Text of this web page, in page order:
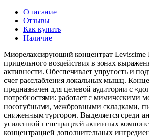
Описание
Отзывы
Как купить
Наличие
Миорелаксирующий концентрат Levissime
прицельного воздействия в зонах
активности. Обеспечивает упругость и
счет расслабления локальных мышц.
предназначен для целевой аудитории с
потребностями: работает с мимическими
носогубными, межбровными складками,
сниженным тургором. Выделяется среди
усиленной пенетрацией активных
концентрацией дополнительных